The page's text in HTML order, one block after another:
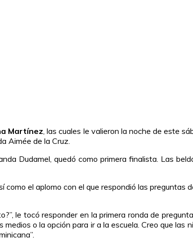
Martínez , las cuales le valieron la noche de este
Aimée de la Cruz.
Dudamel, quedó como primera finalista. Las
el aplomo con el que respondió las preguntas
le tocó responder en la primera ronda de
o la opción para ir a la escuela. Creo que las